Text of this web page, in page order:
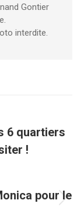
Gontier
interdite.
6 quartiers
!
pour le